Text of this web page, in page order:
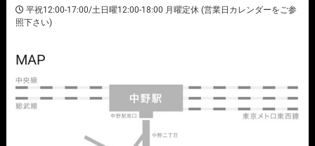
平祝12:00-17:00/土日曜12:00-18:00 月曜定休 (営業日カレンダーをご参
照下さい)
MAP